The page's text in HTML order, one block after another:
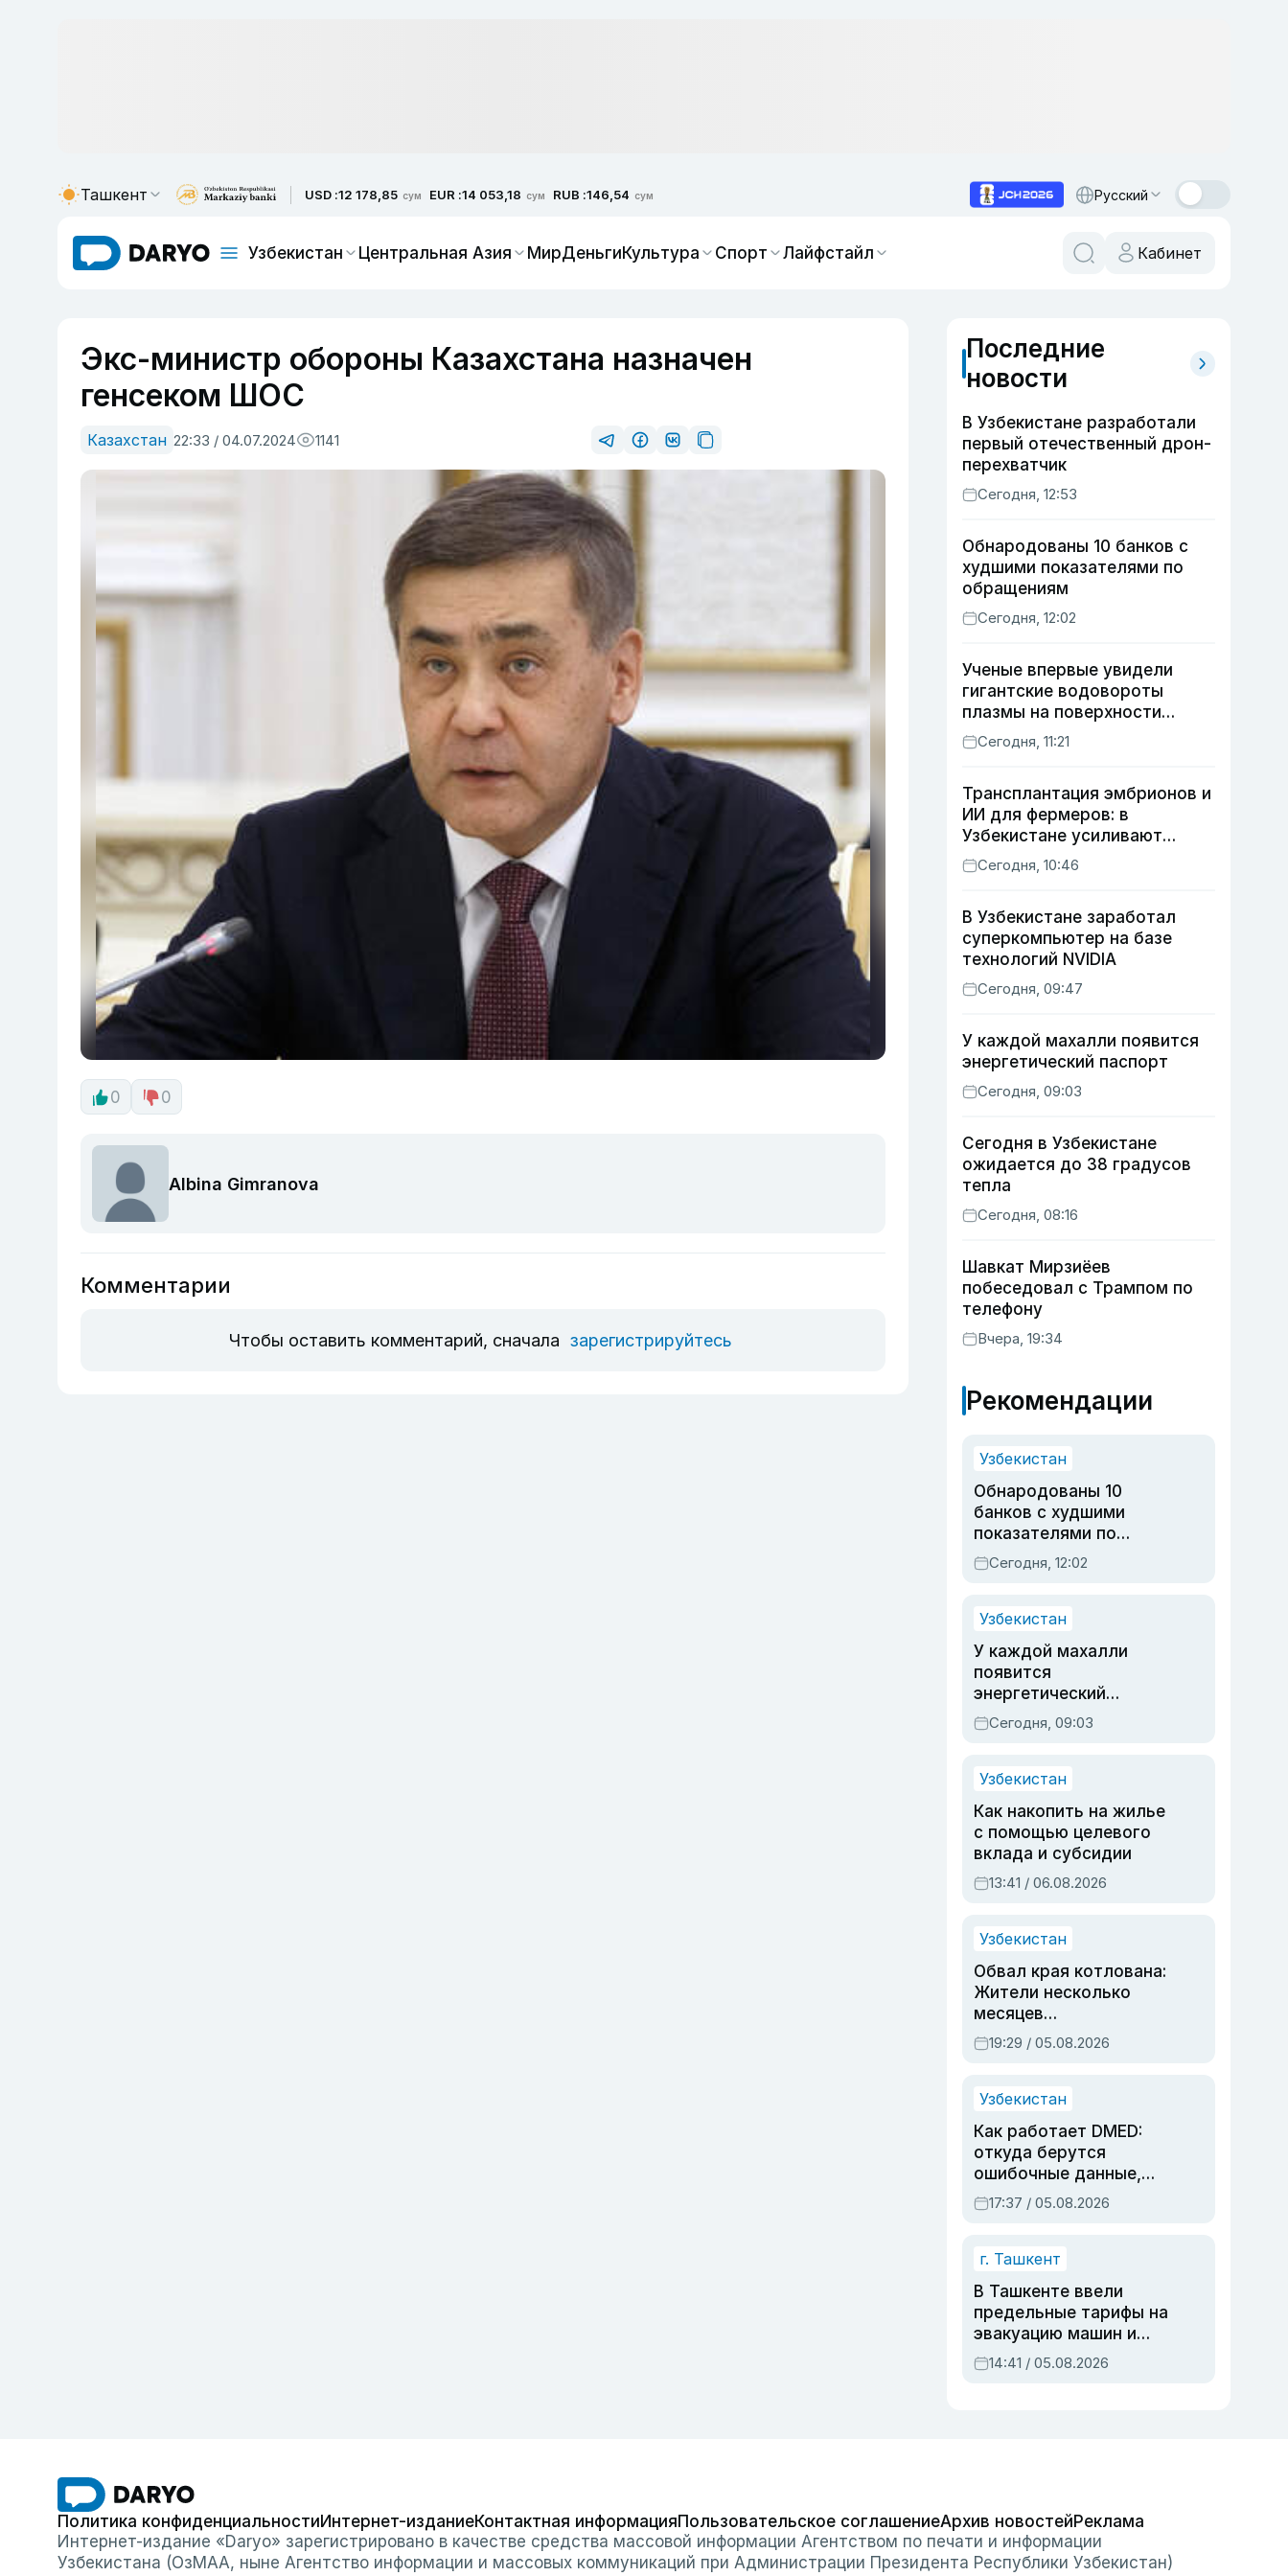
Ташкент USD :12 178,85 сум EUR :14 053,18 сум RUB :146,54 сум Русский
Узбекистан Центральная Азия МирДеньгиКультура Спорт Лайфстайл Кабинет
Экс-министр обороны Казахстана назначен
генсеком ШОС
Казахстан 22:33 / 04.07.2024 1141
0 0
Albina Gimranova
Комментарии
Чтобы оставить комментарий, сначала зарегистрируйтесь
Последние
новости
В Узбекистане разработали
первый отечественный дрон-
перехватчик
Сегодня, 12:53
Обнародованы 10 банков с
худшими показателями по
обращениям
Сегодня, 12:02
Ученые впервые увидели
гигантские водовороты
плазмы на поверхности
Солнца
Сегодня, 11:21
Трансплантация эмбрионов и
ИИ для фермеров: в
Узбекистане усиливают
развитие животноводства
Сегодня, 10:46
В Узбекистане заработал
суперкомпьютер на базе
технологий NVIDIA
Сегодня, 09:47
У каждой махалли появится
энергетический паспорт
Сегодня, 09:03
Сегодня в Узбекистане
ожидается до 38 градусов
тепла
Сегодня, 08:16
Шавкат Мирзиёев
побеседовал с Трампом по
телефону
Вчера, 19:34
Рекомендации
Узбекистан
Обнародованы 10
банков с худшими
показателями по
обращениям
Сегодня, 12:02
Узбекистан
У каждой махалли
появится
энергетический
паспорт
Сегодня, 09:03
Узбекистан
Как накопить на жилье
с помощью целевого
вклада и субсидии
13:41 / 06.08.2026
Узбекистан
Обвал края котлована:
Жители несколько
месяцев
предупреждали об
опасности, но стройка
19:29 / 05.08.2026
Узбекистан
Как работает DMED:
откуда берутся
ошибочные данные,
дубли аккаунтов и
очереди по онлайн-
17:37 / 05.08.2026
г. Ташкент
В Ташкенте ввели
предельные тарифы на
эвакуацию машин и
штрафстоянки
14:41 / 05.08.2026
Политика конфиденциальностиИнтернет-изданиеКонтактная информацияПользовательское соглашениеАрхив новостейРеклама
Интернет-издание «Daryo» зарегистрировано в качестве средства массовой информации Агентством по печати и информации
Узбекистана (ОзМАА, ныне Агентство информации и массовых коммуникаций при Администрации Президента Республики Узбекистан)